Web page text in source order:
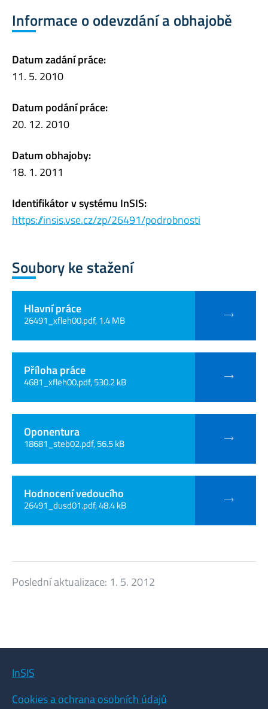
Informace o odevzdání a obhajobě
Datum zadání práce:
11. 5. 2010
Datum podání práce:
20. 12. 2010
Datum obhajoby:
18. 1. 2011
Identifikátor v systému InSIS:
https://insis.vse.cz/zp/26491/podrobnosti
Soubory ke stažení
Hlavní práce
26491_xfleh00.pdf, 1.4 MB
Příloha práce
4681_xfleh00.pdf, 530.2 kB
Oponentura
18681_steb02.pdf, 56.5 kB
Hodnocení vedoucího
26491_dusd01.pdf, 48.4 kB
Poslední aktualizace: 1. 5. 2012
InSIS
Cookies a ochrana osobních údajů